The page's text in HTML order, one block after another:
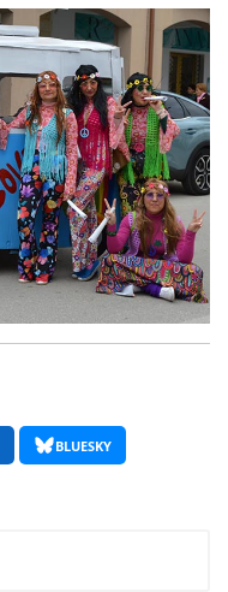
BLUESKY